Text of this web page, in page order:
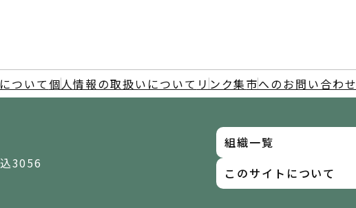
ついて 個人情報の取扱いについて リンク集市へのお問い合わせ
3056
組織一覧
このサイトについて